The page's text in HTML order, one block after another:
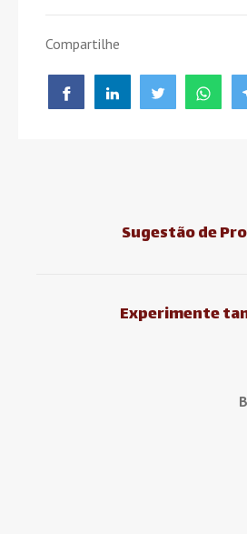
Compartilhe
Sugestão de
Experimente